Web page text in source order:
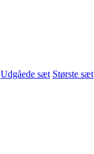
Udgåede sæt Største sæt